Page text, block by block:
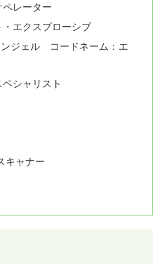
レーター
エクスプローシブ
ンジェル コードネーム：エ
シャリスト
キャナー